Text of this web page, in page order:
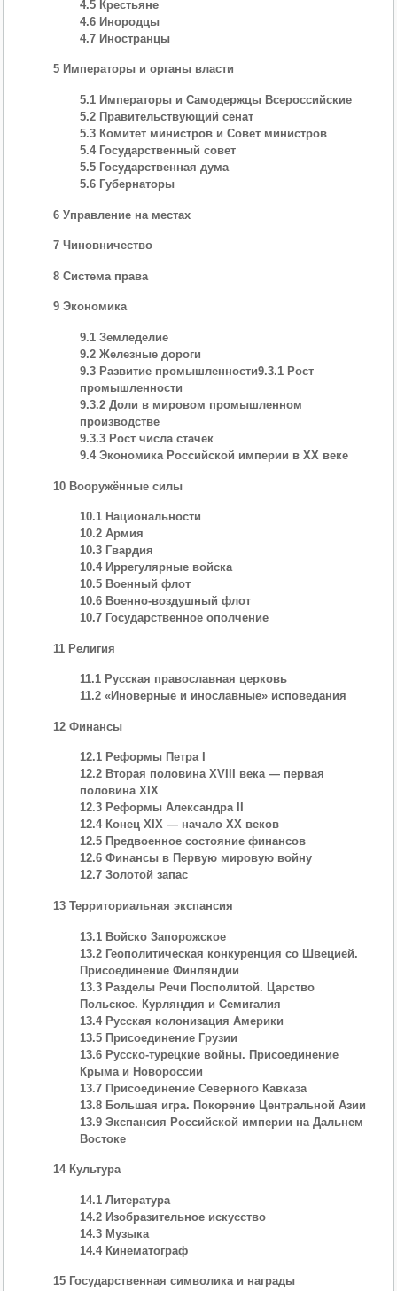
4.5 Крестьяне
4.6 Инородцы
4.7 Иностранцы
5 Императоры и органы власти
5.1 Императоры и Самодержцы Всероссийские
5.2 Правительствующий сенат
5.3 Комитет министров и Совет министров
5.4 Государственный совет
5.5 Государственная дума
5.6 Губернаторы
6 Управление на местах
7 Чиновничество
8 Система права
9 Экономика
9.1 Земледелие
9.2 Железные дороги
9.3 Развитие промышленности9.3.1 Рост
промышленности
9.3.2 Доли в мировом промышленном
производстве
9.3.3 Рост числа стачек
9.4 Экономика Российской империи в XX веке
10 Вооружённые силы
10.1 Национальности
10.2 Армия
10.3 Гвардия
10.4 Иррегулярные войска
10.5 Военный флот
10.6 Военно-воздушный флот
10.7 Государственное ополчение
11 Религия
11.1 Русская православная церковь
11.2 «Иноверные и инославные» исповедания
12 Финансы
12.1 Реформы Петра I
12.2 Вторая половина XVIII века — первая
половина XIX
12.3 Реформы Александра II
12.4 Конец XIX — начало XX веков
12.5 Предвоенное состояние финансов
12.6 Финансы в Первую мировую войну
12.7 Золотой запас
13 Территориальная экспансия
13.1 Войско Запорожское
13.2 Геополитическая конкуренция со Швецией.
Присоединение Финляндии
13.3 Разделы Речи Посполитой. Царство
Польское. Курляндия и Семигалия
13.4 Русская колонизация Америки
13.5 Присоединение Грузии
13.6 Русско-турецкие войны. Присоединение
Крыма и Новороссии
13.7 Присоединение Северного Кавказа
13.8 Большая игра. Покорение Центральной Азии
13.9 Экспансия Российской империи на Дальнем
Востоке
14 Культура
14.1 Литература
14.2 Изобразительное искусство
14.3 Музыка
14.4 Кинематограф
15 Государственная символика и награды